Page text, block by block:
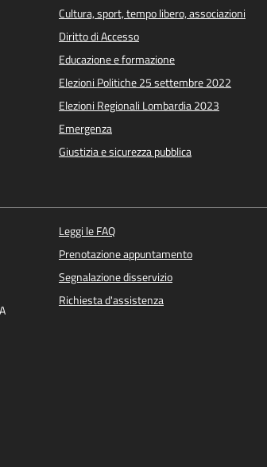
Cultura, sport, tempo libero, associazioni
Diritto di Accesso
Educazione e formazione
Elezioni Politiche 25 settembre 2022
Elezioni Regionali Lombardia 2023
Emergenza
Giustizia e sicurezza pubblica
Leggi le FAQ
Prenotazione appuntamento
Segnalazione disservizio
Richiesta d'assistenza